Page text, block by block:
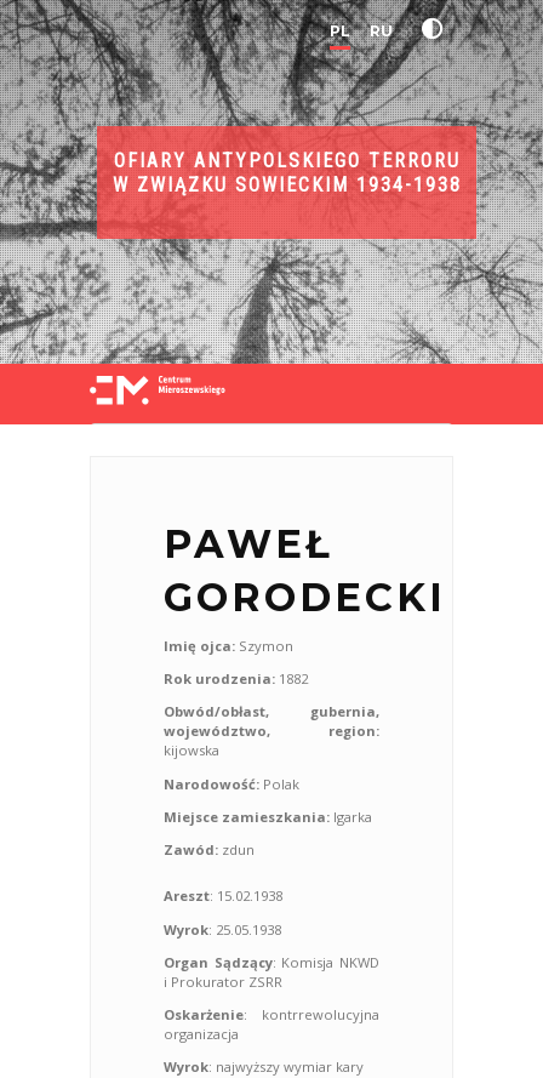
PL RU
OFIARY ANTYPOLSKIEGO TERRORU
W ZWIĄZKU SOWIECKIM 1934-1938
PAWEŁ
GORODECKI
Imię ojca: Szymon
Rok urodzenia: 1882
Obwód/obłast, gubernia,
województwo, region:
kijowska
Narodowość: Polak
Miejsce zamieszkania: Igarka
Zawód: zdun
Areszt: 15.02.1938
Wyrok: 25.05.1938
Organ Sądzący: Komisja NKWD
i Prokurator ZSRR
Oskarżenie: kontrrewolucyjna
organizacja
Wyrok: najwyższy wymiar kary